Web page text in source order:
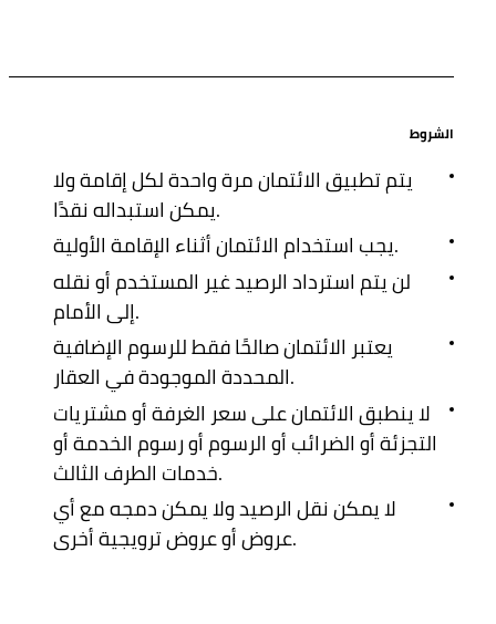
الشروط
يتم تطبيق الائتمان مرة واحدة لكل إقامة ولا
يمكن استبداله نقدًا.
يجب استخدام الائتمان أثناء الإقامة الأولية.
لن يتم استرداد الرصيد غير المستخدم أو نقله
إلى الأمام.
يعتبر الائتمان صالحًا فقط للرسوم الإضافية
المحددة الموجودة في العقار.
لا ينطبق الائتمان على سعر الغرفة أو مشتريات
التجزئة أو الضرائب أو الرسوم أو رسوم الخدمة أو
خدمات الطرف الثالث.
لا يمكن نقل الرصيد ولا يمكن دمجه مع أي
عروض أو عروض ترويجية أخرى.